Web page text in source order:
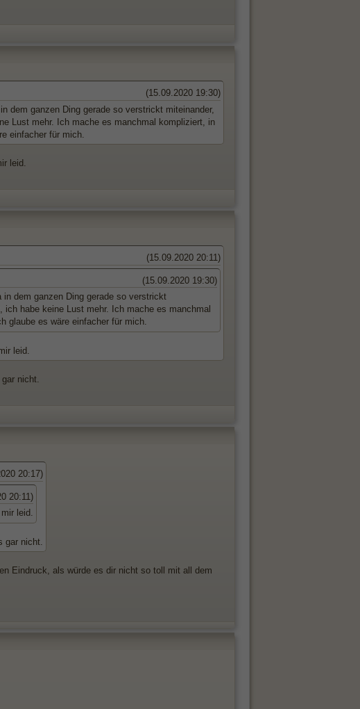
(15.09.2020 19:30)
dem ganzen Ding gerade so verstrickt miteinander,
Lust mehr. Ich mache es manchmal kompliziert, in
einfacher für mich.
leid.
(15.09.2020 20:11)
(15.09.2020 19:30)
dem ganzen Ding gerade so verstrickt
habe keine Lust mehr. Ich mache es manchmal
glaube es wäre einfacher für mich.
leid.
nicht.
20:17)
20:11)
leid.
gar nicht.
Eindruck, als würde es dir nicht so toll mit all dem